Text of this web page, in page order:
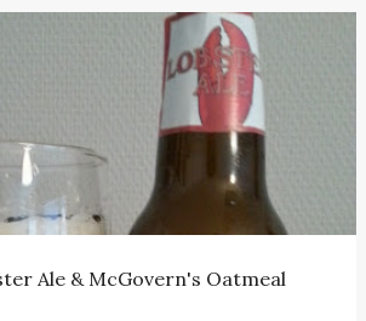
Ale & McGovern's Oatmeal